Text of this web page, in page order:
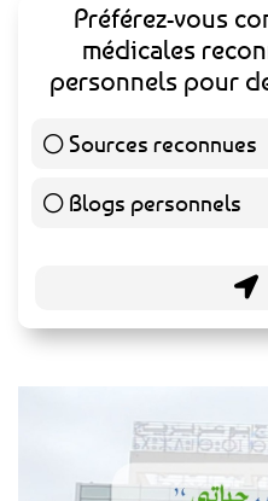
Préférez-vous
médicales
personnels pour
Sources reconnues
Blogs personnels